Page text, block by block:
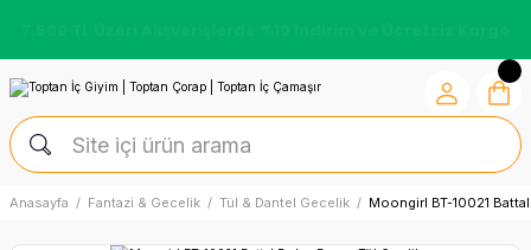
Anasayfa Fantazi & Gecelik Tül & Dantel Gecelik Moongirl BT-10021